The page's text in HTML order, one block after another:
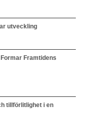
utveckling
Framtidens
tillförlitlighet i en